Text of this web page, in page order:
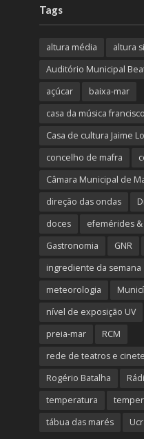
Tags
altura média altura
Auditório Municipal
açúcar
baixa-mar
casa da música
Casa de cultura Jaime
concelho de mafra
Câmara Municipal de
direção das ondas
doces
efemérides
Gastronomia
GNR
ingrediente da semana
meteorologia
nível de exposição UV
preia-mar
RCM
rede de teatros e
Rogério Batalha
temperatura
tábua das marés